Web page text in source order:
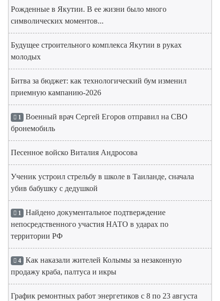
Рожденные в Якутии. В ее жизни было много
символических моментов...
Будущее строительного комплекса Якутии в руках
молодых
Битва за бюджет: как технологический бум изменил
приемную кампанию-2026
1 Военный врач Сергей Егоров отправил на СВО
бронемобиль
Песенное войско Виталия Андросова
Ученик устроил стрельбу в школе в Таиланде, сначала
убив бабушку с дедушкой
1 Найдено документальное подтверждение
непосредственного участия НАТО в ударах по
территории РФ
4 Как наказали жителей Колымы за незаконную
продажу краба, палтуса и икры
График ремонтных работ энергетиков с 8 по 23 августа